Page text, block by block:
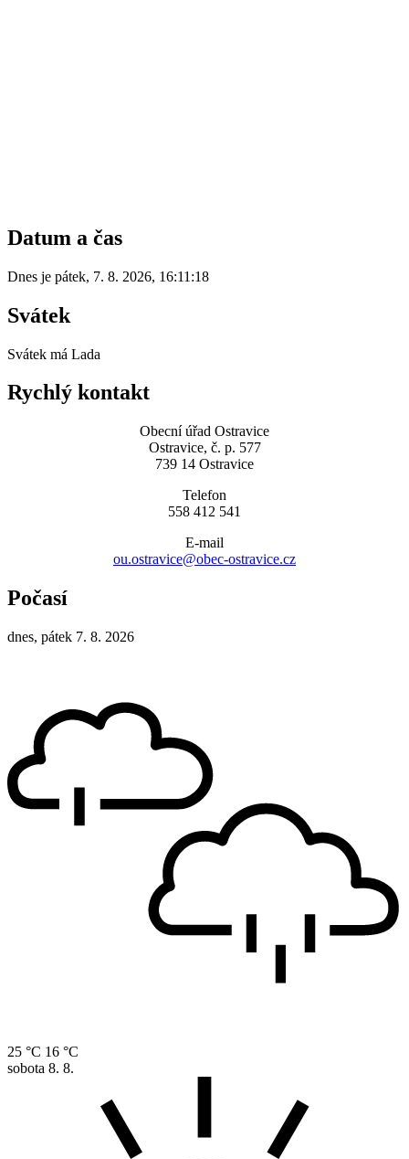
Datum a čas
Dnes je pátek, 7. 8. 2026, 16:11:18
Svátek
Svátek má Lada
Rychlý kontakt
Obecní úřad Ostravice
Ostravice, č. p. 577
739 14 Ostravice
Telefon
558 412 541
E-mail
ou.ostravice@obec-ostravice.cz
Počasí
dnes, pátek 7. 8. 2026
25 °C 16 °C
sobota 8. 8.